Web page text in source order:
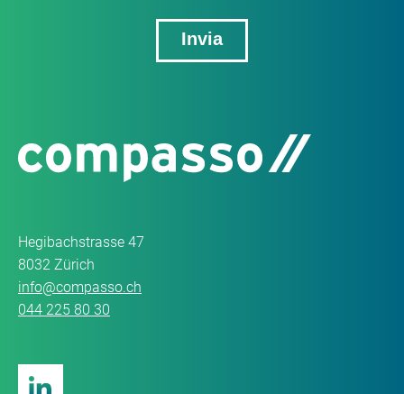
Hegibachstrasse 47
8032 Zürich
info@compasso.ch
044 225 80 30